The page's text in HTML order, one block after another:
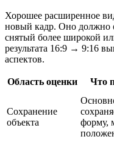
Хорошее расширенное
новый кадр. Оно должно
снятый более широкой
результата 16:9 → 9:16
аспектов.
Область оценки Что
Сохранение
объекта
форму,